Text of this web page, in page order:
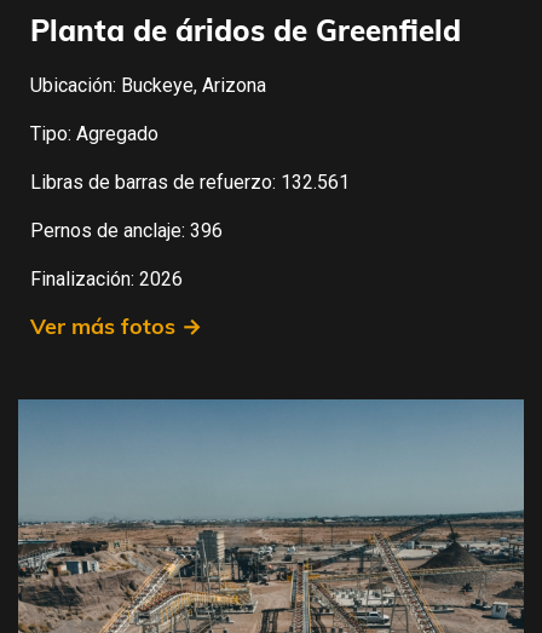
Planta de áridos de Greenfield
Ubicación: Buckeye, Arizona
Tipo: Agregado
Libras de barras de refuerzo: 132.561
Pernos de anclaje: 396
Finalización: 2026
Ver más fotos →